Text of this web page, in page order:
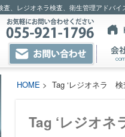
査、レジオネラ検査、衛生管理アドバ
HOME > Tag ‘レジオネラ 検
Tag ‘レジオ